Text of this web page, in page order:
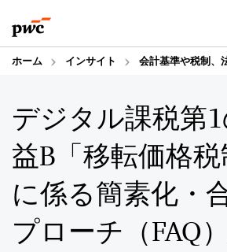
to
content
to
footer
ホーム インサイト 会計基準や税制、
デジタル課税第
益B「移転価格
に係る簡素化・
プローチ（FAQ